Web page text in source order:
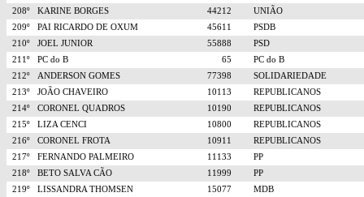
208º
KARINE BORGES 44212
UNIÃO
209º
PAI RICARDO DE OXUM 45611
PSDB
210º
JOEL JUNIOR 55888
PSD
211º
PC do B 65
PC do B
212º
ANDERSON GOMES 77398
SOLIDARIEDADE
213º
JOÃO CHAVEIRO 10113
REPUBLICANOS
214º
CORONEL QUADROS 10190
REPUBLICANOS
215º
LIZA CENCI 10800
REPUBLICANOS
216º
CORONEL FROTA 10911
REPUBLICANOS
217º
FERNANDO PALMEIRO 11133
PP
218º
BETO SALVA CÃO 11999
PP
219º
LISSANDRA THOMSEN 15077
MDB